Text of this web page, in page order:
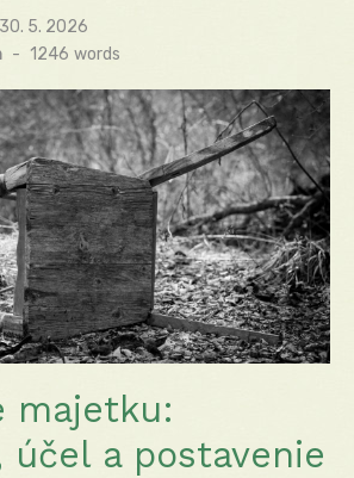
Posted
on
30. 5. 2026
- 1246 words
majetku:
účel a postavenie